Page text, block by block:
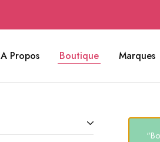
A Propos Boutique Marques